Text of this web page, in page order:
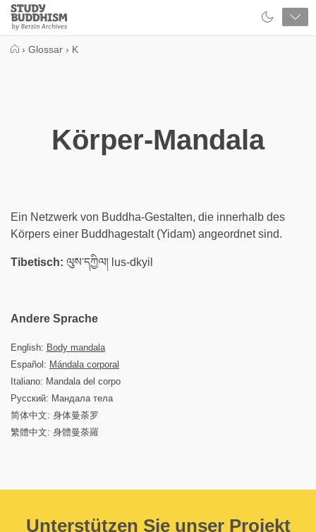
Close
Study
Buddhism
› Glossar › K
Körper-Mandala
Ein Netzwerk von Buddha-Gestalten, die innerhalb des
Körpers einer Buddhagestalt (Yidam) angeordnet sind.
Tibetisch: ལུས་དཀྱིལ། lus-dkyil
Andere Sprache
English: Body mandala
Español: Mándala corporal
Italiano: Mandala del corpo
Русский: Мандала тела
简体中文: 身体曼荼罗
繁體中文: 身體曼荼羅
Unterstützen Sie unser Projekt